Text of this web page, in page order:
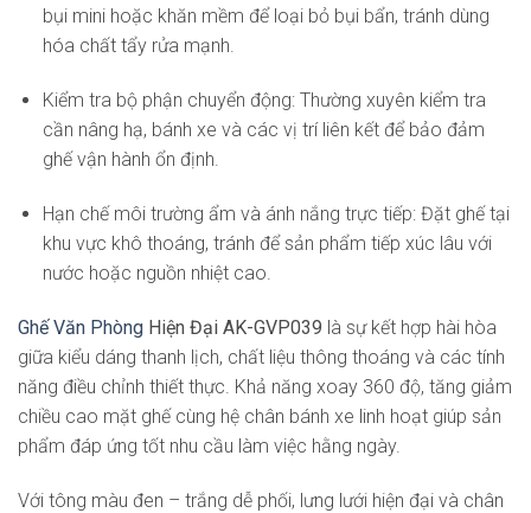
bụi mini hoặc khăn mềm để loại bỏ bụi bẩn, tránh dùng
hóa chất tẩy rửa mạnh.
Kiểm tra bộ phận chuyển động: Thường xuyên kiểm tra
cần nâng hạ, bánh xe và các vị trí liên kết để bảo đảm
ghế vận hành ổn định.
Hạn chế môi trường ẩm và ánh nắng trực tiếp: Đặt ghế tại
khu vực khô thoáng, tránh để sản phẩm tiếp xúc lâu với
nước hoặc nguồn nhiệt cao.
Ghế Văn Phòng Hiện Đại AK-GVP039 là sự kết hợp hài hòa
giữa kiểu dáng thanh lịch, chất liệu thông thoáng và các tính
năng điều chỉnh thiết thực. Khả năng xoay 360 độ, tăng giảm
chiều cao mặt ghế cùng hệ chân bánh xe linh hoạt giúp sản
phẩm đáp ứng tốt nhu cầu làm việc hằng ngày.
Với tông màu đen – trắng dễ phối, lưng lưới hiện đại và chân